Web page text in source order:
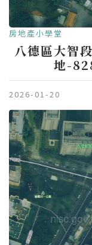
房地產小學堂
八德區大智
地-
2026-01-20